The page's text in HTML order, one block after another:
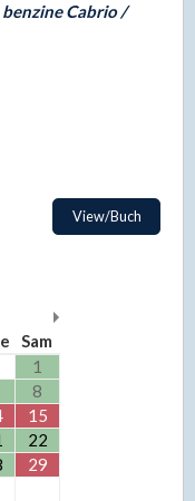
Cabrio /
View/Buch
Sam
1
8
15
22
29